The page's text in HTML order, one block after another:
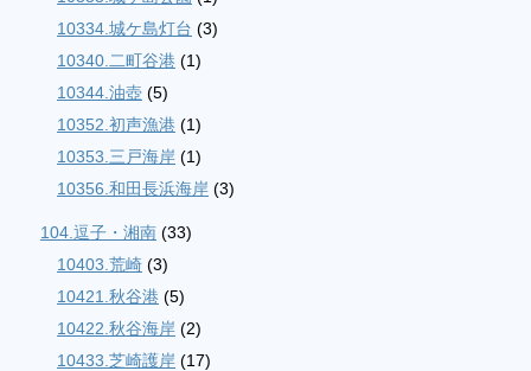
10334.城ケ島灯台 (3)
10340.二町谷港 (1)
10344.油壺 (5)
10352.初声漁港 (1)
10353.三戸海岸 (1)
10356.和田長浜海岸 (3)
104.逗子・湘南 (33)
10403.荒崎 (3)
10421.秋谷港 (5)
10422.秋谷海岸 (2)
10433.芝崎護岸 (17)